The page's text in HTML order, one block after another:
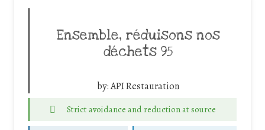
Ensemble, réduisons nos
déchets 95
by:API Restauration
Strict avoidance and reduction at source